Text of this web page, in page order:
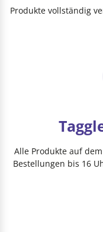
Produkte vollständig
Alle Produkte auf
Bestellungen bis 16